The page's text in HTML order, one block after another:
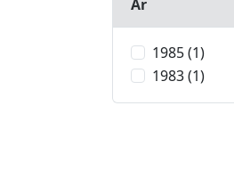
År
1985 (1)
1983 (1)